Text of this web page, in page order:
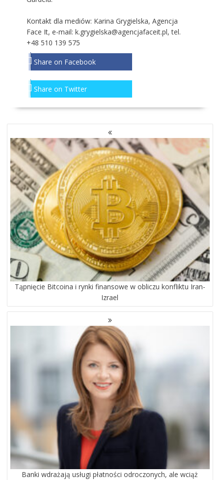
Kontakt dla mediów: Karina Grygielska, Agencja
Face It, e-mail: k.grygielska@agencjafaceit.pl, tel.
+48 510 139 575
Share on Facebook
Share on Twitter
NAWIGACJA
PO
WPISACH
Tąpnięcie Bitcoina i rynki finansowe w obliczu konfliktu Iran-
Izrael
Banki wdrażają usługi płatności odroczonych, ale wciąż